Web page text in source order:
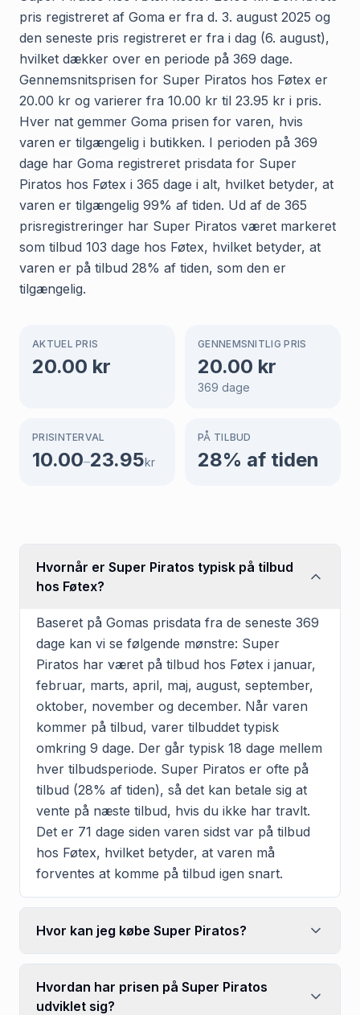
pris registreret af Goma er fra d. 3. august 2025 og
den seneste pris registreret er fra i dag (6. august),
hvilket dækker over en periode på 369 dage.
Gennemsnitsprisen for Super Piratos hos Føtex er
20.00 kr og varierer fra 10.00 kr til 23.95 kr i pris.
Hver nat gemmer Goma prisen for varen, hvis
varen er tilgængelig i butikken. I perioden på 369
dage har Goma registreret prisdata for Super
Piratos hos Føtex i 365 dage i alt, hvilket betyder, at
varen er tilgængelig 99% af tiden. Ud af de 365
prisregistreringer har Super Piratos været markeret
som tilbud 103 dage hos Føtex, hvilket betyder, at
varen er på tilbud 28% af tiden, som den er
tilgængelig.
AKTUEL PRIS
20.00 kr
GENNEMSNITLIG PRIS
20.00 kr
369 dage
PRISINTERVAL
10.00–23.95kr
PÅ TILBUD
28% af tiden
Hvornår er Super Piratos typisk på tilbud
hos Føtex?
Baseret på Gomas prisdata fra de seneste 369
dage kan vi se følgende mønstre: Super
Piratos har været på tilbud hos Føtex i januar,
februar, marts, april, maj, august, september,
oktober, november og december. Når varen
kommer på tilbud, varer tilbuddet typisk
omkring 9 dage. Der går typisk 18 dage mellem
hver tilbudsperiode. Super Piratos er ofte på
tilbud (28% af tiden), så det kan betale sig at
vente på næste tilbud, hvis du ikke har travlt.
Det er 71 dage siden varen sidst var på tilbud
hos Føtex, hvilket betyder, at varen må
forventes at komme på tilbud igen snart.
Hvor kan jeg købe Super Piratos?
Hvordan har prisen på Super Piratos
udviklet sig?